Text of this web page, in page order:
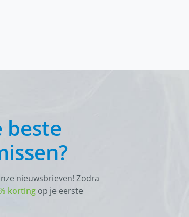
beste
nieuwsbrieven! Zodra
korting op je eerste